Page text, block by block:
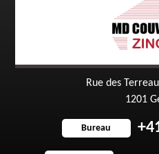
Rue des
1201
Bureau